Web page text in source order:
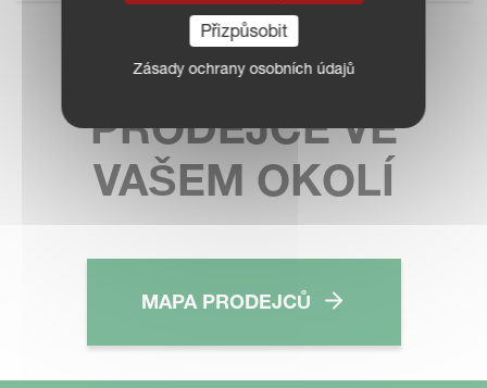
KONTAKTUJTE
PRODEJCE VE
VAŠEM OKOLÍ
MAPA PRODEJCŮ
Přizpůsobit
Zásady ochrany osobních údajů